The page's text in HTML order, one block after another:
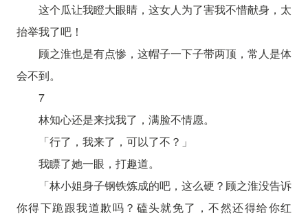
这个瓜让我瞪大眼睛，这女人为了害我不惜献身，太
抬举我了吧！
顾之淮也是有点惨，这帽子一下子带两顶，常人是体
会不到。
7
林知心还是来找我了，满脸不情愿。
「行了，我来了，可以了不？」
我瞟了她一眼，打趣道。
「林小姐身子钢铁炼成的吧，这么硬？顾之淮没告诉
你得下跪跟我道歉吗？磕头就免了，不然还得给你红